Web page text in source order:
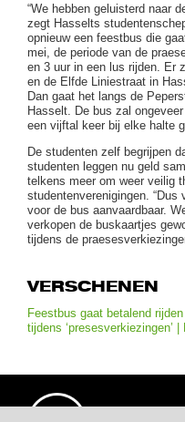
“We hebben geluisterd naar
zegt Hasselts
opnieuw eenfeestbus die
mei, de periode van de
en 3 uur in een lus rijden. Er
en de Elfde Liniestraat in
Dan gaat het langs de
Hasselt. De bus zal
een vijftal keer bij elke halte
De studenten zelf begrijpen
studenten leggen nu geld
telkens meer om weer veilig
studentenverenigingen. “Dus
voor de bus aanvaardbaar.
verkopen de buskaartjes
tijdens de
VERSCHENEN
Feestbus gaat betalend
tijdens ‘presesverkiezingen’ |